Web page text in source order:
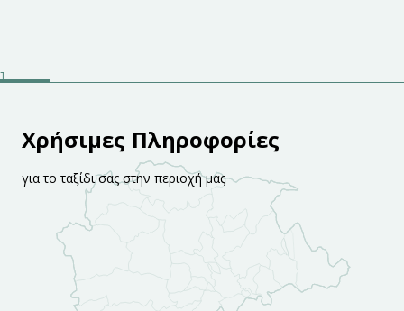
Χρήσιμες Πληροφορίες
για το ταξίδι σας στην περιοχή μας